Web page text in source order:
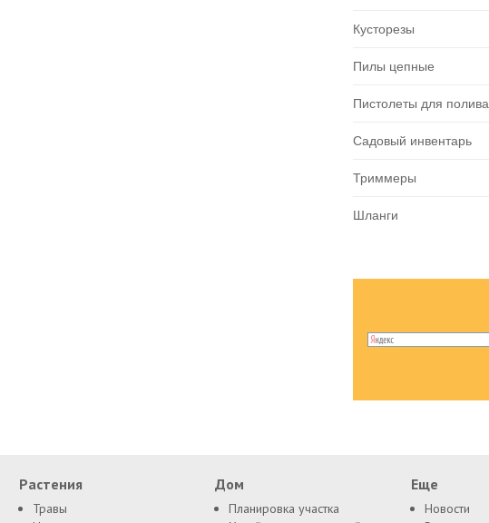
Кусторезы
Пилы цепные
Пистолеты для полива
Садовый инвентарь
Триммеры
Шланги
Растения
Травы
Дом
Планировка участка
Еще
Новости